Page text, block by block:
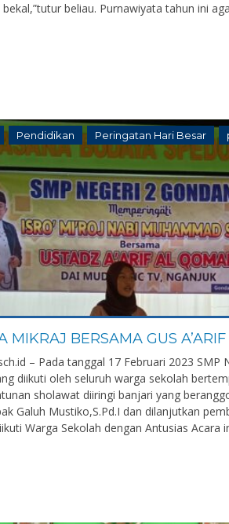
beliau. Purnawiyata tahun ini
Pendidikan Peringatan Hari Besar
MIKRAJ BERSAMA GUS
– Pada tanggal 17 Februari 2023 SMP
diikuti oleh seluruh warga sekolah
sholawat diiringi banjari yang
Galuh Mustiko,S.Pd.I dan dilanjutkan
Warga Sekolah dengan Antusias Acara